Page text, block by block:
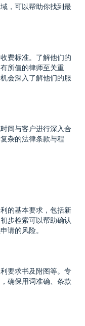
，可以帮助你找到最
费标准。了解他们的
所值的律师至关重
会深入了解他们的服
间与客户进行深入合
杂的法律条款与程
的基本要求，包括新
步检索可以帮助确认
请的风险。
要求书及附图等。专
确保用词准确、条款